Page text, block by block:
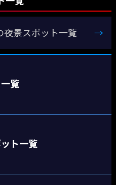
夜景スポット一覧 →
覧
ト一覧